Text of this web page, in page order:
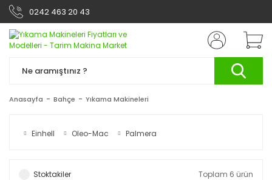
0242 463 20 43
Anasayfa Bahçe Yıkama Makineleri
Einhell Oleo-Mac Palmera
Stoktakiler Toplam 6 ürün